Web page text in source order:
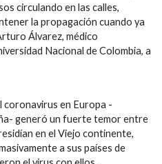
circulando en las calles,
la propagación cuando ya
Álvarez, médico
Nacional de Colombia, a
coronavirus en Europa -
generó un fuerte temor entre
en el Viejo continente,
a sus países de